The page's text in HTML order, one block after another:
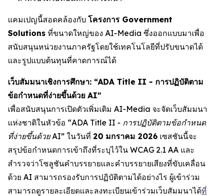
แคมเปญนี้สอดคล้องกับ โครงการ Government
Solutions ที่ขนาดใหญ่ของ AI-Media ซึ่งออกแบบมาเพื่อ
สนับสนุนหน่วยงานภาครัฐโดยใช้เทคโนโลยีที่ปรับขนาดได้
และรูปแบบต้นทุนที่คาดการณ์ได้
เว็บสัมมนาเชิงการศึกษา: “ADA Title II - การปฏิบัติตาม
ข้อกำหนดที่ง่ายขึ้นด้วย AI”
เพื่อสนับสนุนการเปิดตัวเพิ่มเติม AI-Media จะจัดเว็บสัมมนา
แห่งชาติในหัวข้อ “ADA Title II - การปฏิบัติตามข้อกำหนด
ที่ง่ายขึ้นด้วย AI” ในวันที่ 20 มกราคม 2026 เซสชันนี้จะ
สรุปข้อกำหนดการเข้าถึงที่ระบุไว้ใน WCAG 2.1 AA และ
สำรวจว่าโซลูชันคำบรรยายและคำบรรยายเสียงที่ขับเคลื่อน
ด้วย AI สามารถรองรับการปฏิบัติตามได้อย่างไร ผู้เข้าร่วม
สามารถดูรายละเอียดและลงทะเบียนเข้าร่วมเว็บสัมมนาได้ที่